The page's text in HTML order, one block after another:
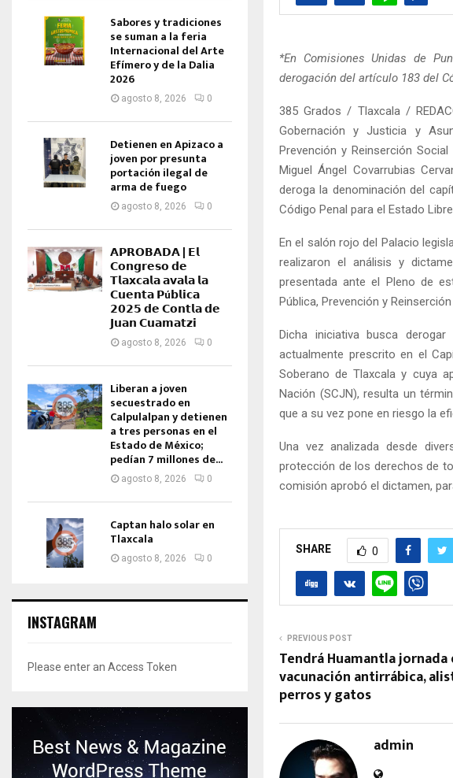
*En Comisiones Unidas de
derogación del artículo 183 del
385 Grados / Tlaxcala /
Gobernación y Justicia y
Prevención y Reinserción
Miguel Ángel Covarrubias
deroga la denominación del
Código Penal para el Estado
En el salón rojo del Palacio
realizaron el análisis y
presentada ante el Pleno de
Pública, Prevención y
Dicha iniciativa busca
actualmente prescrito en el
Soberano de Tlaxcala y cuya
Nación (SCJN), resulta un
que a su vez pone en riesgo la
Una vez analizada desde
protección de los derechos de
comisión aprobó el dictamen,
SHARE 0
PREVIOUS POST
Tendrá Huamantla jornada
vacunación antirrábica,
perros y gatos
admin
Sabores y tradiciones
se suman a la feria
Internacional del Arte
Efímero y de la Dalia
2026
agosto 8, 2026 0
Detienen en Apizaco a
joven por presunta
portación ilegal de
arma de fuego
agosto 8, 2026 0
𝗔𝗣𝗥𝗢𝗕𝗔𝗗𝗔 | 𝗘𝗹
𝗖𝗼𝗻𝗴𝗿𝗲𝘀𝗼 𝗱𝗲
𝗧𝗹𝗮𝘅𝗰𝗮𝗹𝗮 𝗮𝘃𝗮𝗹𝗮 𝗹𝗮
𝗖𝘂𝗲𝗻𝘁𝗮 𝗣ú𝗯𝗹𝗶𝗰𝗮
𝟮𝟬𝟮𝟱 𝗱𝗲 𝗖𝗼𝗻𝘁𝗹𝗮 𝗱𝗲
𝗝𝘂𝗮𝗻 𝗖𝘂𝗮𝗺𝗮𝘁𝘇𝗶
agosto 8, 2026 0
Liberan a joven
secuestrado en
Calpulalpan y detienen
a tres personas en el
Estado de México;
pedían 7 millones de...
agosto 8, 2026 0
Captan halo solar en
Tlaxcala
agosto 8, 2026 0
INSTAGRAM
Please enter an Access Token